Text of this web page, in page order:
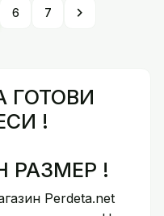
6 7 chevron_right
ГОТОВИ
!
РАЗМЕР !
Perdeta.net